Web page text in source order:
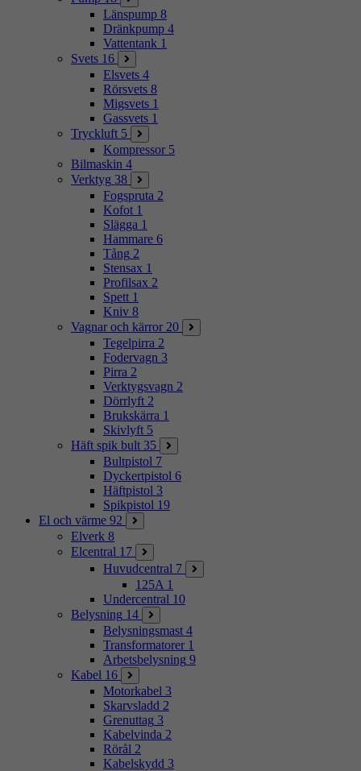
Länspump 8
Dränkpump 4
Vattentank 1
Svets 16
Elsvets 4
Rörsvets 8
Migsvets 1
Gassvets 1
Tryckluft 5
Kompressor 5
Bilmaskin 4
Verktyg 38
Fogspruta 2
Kofot 1
Slägga 1
Hammare 6
Tång 2
Stensax 1
Profilsax 2
Spett 1
Kniv 8
Vagnar och kärror 20
Tegelpirra 2
Fodervagn 3
Pirra 2
Verktygsvagn 2
Dörrlyft 2
Brukskärra 1
Skivlyft 5
Häft spik bult 35
Bultpistol 7
Dyckertpistol 6
Häftpistol 3
Spikpistol 19
El och värme 92
Elverk 8
Elcentral 17
Huvudcentral 7
125A 1
Undercentral 10
Belysning 14
Belysningsmast 4
Transformatorer 1
Arbetsbelysning 9
Kabel 16
Motorkabel 3
Skarvsladd 2
Grenuttag 3
Kabelvinda 2
Rörål 2
Kabelskydd 3